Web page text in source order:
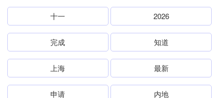
十一 2026
完成 知道
上海 最新
申请 内地